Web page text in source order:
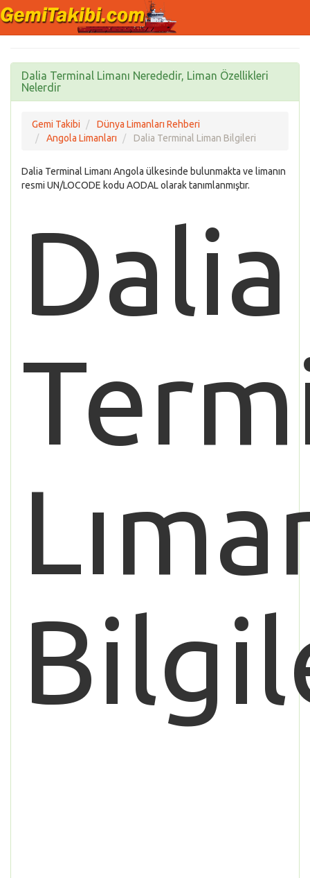
Dalia Terminal Limanı Nerededir, Liman Özellikleri
Nelerdir
Gemi Takibi
Dünya Limanları Rehberi
Angola Limanları
Dalia Terminal Liman Bilgileri
Dalia Terminal Limanı Angola ülkesinde bulunmakta ve limanın
resmi UN/LOCODE kodu AODAL olarak tanımlanmıştır.
Dalia